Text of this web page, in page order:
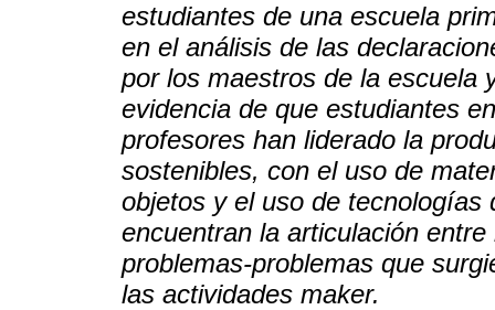
estudiantes de una escuela
en el análisis de las
por los maestros de la escuela
evidencia de que estudiantes
profesores han liderado la
sostenibles, con el uso de
objetos y el uso de
encuentran la articulación
problemas-problemas que
las actividades maker.